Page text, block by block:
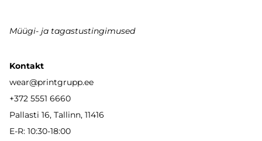
Müügi- ja tagastustingimused
Kontakt
wear@printgrupp.ee
+372 5551 6660
Pallasti 16, Tallinn, 11416
E-R: 10:30-18:00